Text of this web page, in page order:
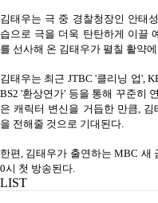
김태우는 극 중 경찰청장인 안태
습으로 극을 더욱 탄탄하게 이끌
를 선사해 온 김태우가 펼칠 활약
김태우는 최근 JTBC '클리닝 업',
BS2 '환상연가' 등을 통해 꾸준히
은 캐릭터 변신을 거듭한 만큼,
을 전해줄 것으로 기대된다.
한편, 김태우가 출연하는 MBC 새
0시 첫 방송된다.
LIST